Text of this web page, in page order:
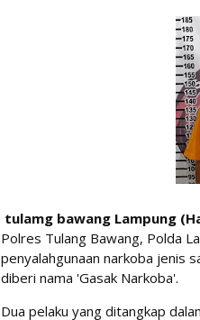
tulamg bawang Lampung
Polres Tulang Bawang, Polda
penyalahgunaan narkoba jenis
diberi nama 'Gasak Narkoba'.
Dua pelaku yang ditangkap